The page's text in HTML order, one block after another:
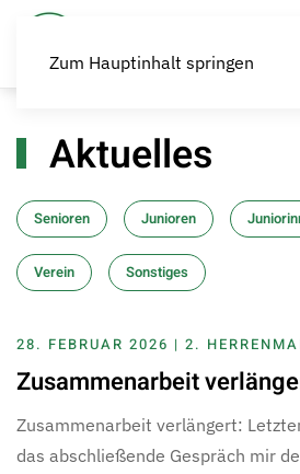
Zum Hauptinhalt springen
Aktuelles
Senioren Junioren
Verein Sonstiges
28. FEBRUAR 2026 | 2.
Zusammenarbeit
Zusammenarbeit verlängert:
das abschließende Gespräch mir